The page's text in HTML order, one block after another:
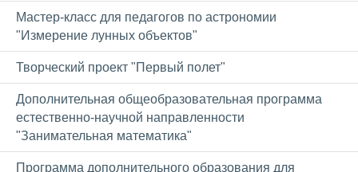
Мастер-класс для педагогов по астрономии
"Измерение лунных объектов"
Творческий проект "Первый полет"
Дополнительная общеобразовательная программа
естественно-научной направленности
"Занимательная математика"
Программа дополнительного образования для